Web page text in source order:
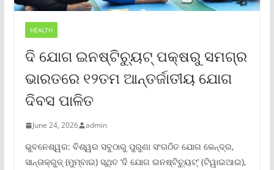
HEALTH
ଦି ଯୋଗ ଇନଷ୍ଟିଚ୍ୟୁଟ୍ ପକ୍ଷରୁ ସମଗ୍ର
ଭାରତରେ ୧୨ତମ ଆନ୍ତର୍ଜାତୀୟ ଯୋଗ
ଦିବସ ପାଳିତ
June 24, 2026 admin
ଭୁବନେଶ୍ୱର: ବିଶ୍ୱର ସବୁଠାରୁ ପୁରୁଣା ସଂଗଠିତ ଯୋଗ କେନ୍ଦ୍ର,
ସାନ୍ତାକ୍ରୁଜ୍ (ମୁମ୍ବାଇ) ସ୍ଥିତ ‘ଦି ଯୋଗ ଇନଷ୍ଟିଚ୍ୟୁଟ୍‌’ (ଟିୱାଇଆଇ),